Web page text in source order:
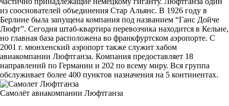
из сооснователей объединения Стар Альянс. В 1926 году в
Берлине была запущена компания под названием “Ганс Дойче
Люфт”. Сегодня штаб-квартира перевозчика находится в Кельне,
но главная база расположена во франкфуртском аэропорте. С
2001 г. мюнхенский аэропорт также служит хабом
авиакомпании Люфтганза. Компания предоставляет 18
направлений по Германии и 202 по всему миру. Вся группа
обслуживает более 400 пунктов назначения на 5 континентах.
Самолёт авиакомпании Люфтганза